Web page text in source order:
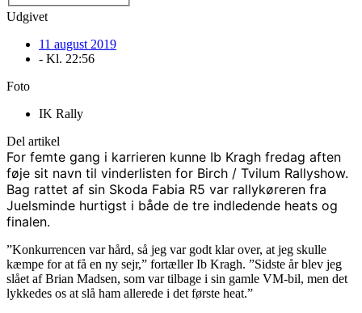
Udgivet
11 august 2019
- Kl. 22:56
Foto
IK Rally
Del artikel
For femte gang i karrieren kunne Ib Kragh fredag aften
føje sit navn til vinderlisten for Birch / Tvilum Rallyshow.
Bag rattet af sin Skoda Fabia R5 var rallykøreren fra
Juelsminde hurtigst i både de tre indledende heats og
finalen.
”Konkurrencen var hård, så jeg var godt klar over, at jeg skulle
kæmpe for at få en ny sejr,” fortæller Ib Kragh. ”Sidste år blev jeg
slået af Brian Madsen, som var tilbage i sin gamle VM-bil, men det
lykkedes os at slå ham allerede i det første heat.”